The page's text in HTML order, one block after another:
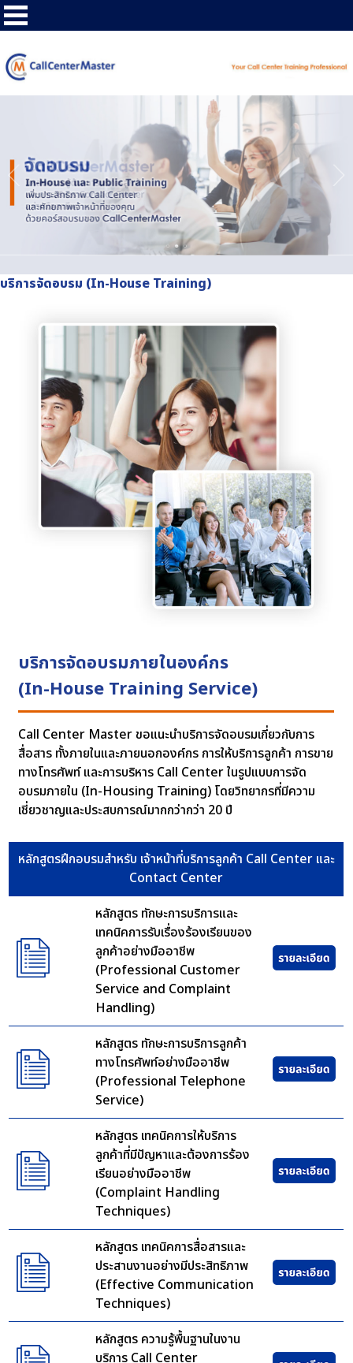
บริการจัดอบรม (In-House Training)
บริการจัดอบรมภายในองค์กร
(In-House Training Service)
Call Center Master ขอแนะนำบริการจัดอบรมเกี่ยวกับการ
สื่อสาร ทั้งภายในและภายนอกองค์กร การให้บริการลูกค้า การขาย
ทางโทรศัพท์ และการบริหาร Call Center ในรูปแบบการจัด
อบรมภายใน (In-Housing Training) โดยวิทยากรที่มีความ
เชี่ยวชาญและประสบการณ์มากกว่ากว่า 20 ปี
หลักสูตรฝึกอบรมสำหรับ เจ้าหน้าที่บริการลูกค้า Call Center และ
Contact Center
หลักสูตร ทักษะการบริการและ
เทคนิคการรับเรื่องร้องเรียนของ
ลูกค้าอย่างมืออาชีพ
(Professional Customer
Service and Complaint
Handling)
หลักสูตร ทักษะการบริการลูกค้า
ทางโทรศัพท์อย่างมืออาชีพ
(Professional Telephone
Service)
หลักสูตร เทคนิคการให้บริการ
ลูกค้าที่มีปัญหาและต้องการร้อง
เรียนอย่างมืออาชีพ
(Complaint Handling
Techniques)
หลักสูตร เทคนิคการสื่อสารและ
ประสานงานอย่างมีประสิทธิภาพ
(Effective Communication
Techniques)
หลักสูตร ความรู้พื้นฐานในงาน
บริการ Call Center